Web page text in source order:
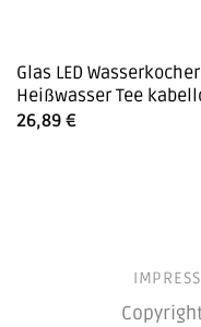
Glas LED
Heißwasser Tee
26,89 €